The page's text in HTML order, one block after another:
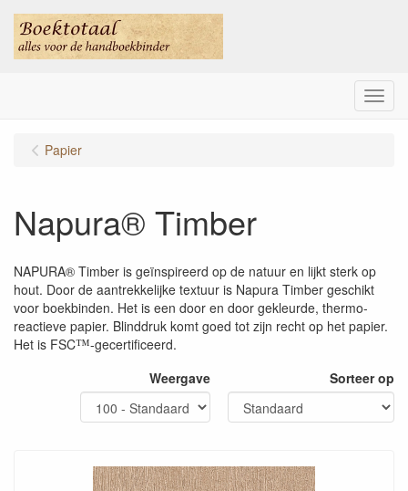
Menu
Papier
Napura® Timber
NAPURA® Timber is geïnspireerd op de natuur en lijkt sterk op
hout. Door de aantrekkelijke textuur is Napura Timber geschikt
voor boekbinden. Het is een door en door gekleurde, thermo-
reactieve papier. Blinddruk komt goed tot zijn recht op het papier.
Het is FSC™-gecertificeerd.
Weergave
Sorteer op